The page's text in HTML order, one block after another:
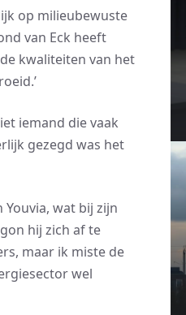
op milieubewuste
van Eck heeft
kwaliteiten van het
iemand die vaak
gezegd was het
Youvia, wat bij zijn
hij zich af te
maar ik miste de
wel